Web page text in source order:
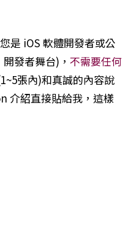
是 iOS 軟體開發者或公
發者舞台)， 不需要任何
張內)和真誠的內容說
介紹直接貼給我，這樣